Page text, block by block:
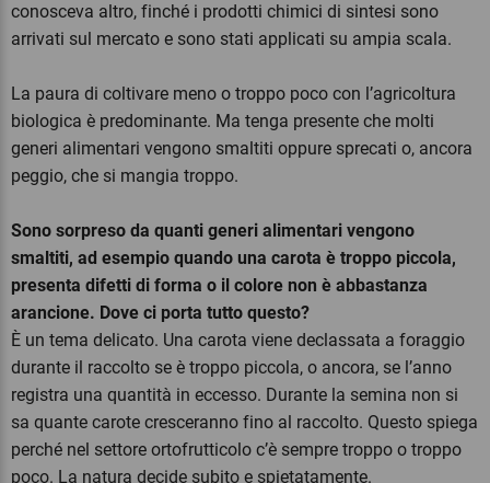
conosceva altro, finché i prodotti chimici di sintesi sono
arrivati sul mercato e sono stati applicati su ampia scala.
La paura di coltivare meno o troppo poco con l’agricoltura
biologica è predominante. Ma tenga presente che molti
generi alimentari vengono smaltiti oppure sprecati o, ancora
peggio, che si mangia troppo.
Sono sorpreso da quanti generi alimentari vengono
smaltiti, ad esempio quando una carota è troppo piccola,
presenta difetti di forma o il colore non è abbastanza
arancione. Dove ci porta tutto questo?
È un tema delicato. Una carota viene declassata a foraggio
durante il raccolto se è troppo piccola, o ancora, se l’anno
registra una quantità in eccesso. Durante la semina non si
sa quante carote cresceranno fino al raccolto. Questo spiega
perché nel settore ortofrutticolo c’è sempre troppo o troppo
poco. La natura decide subito e spietatamente.